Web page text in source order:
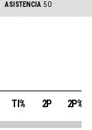
ASISTENCIA 50
TI% 2P 2P%